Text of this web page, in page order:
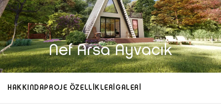
Nef Arsa Ayvacık
HAKKINDAPROJE ÖZELLİKLERİ GALERİ